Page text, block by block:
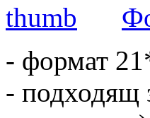
- формат
- подходящ